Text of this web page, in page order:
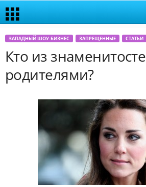
ЗАПАДНЫЙ ШОУ-БИЗНЕС ЗАПРЕЩЕННЫЕ СТАТЬИ
Кто из
родителями?